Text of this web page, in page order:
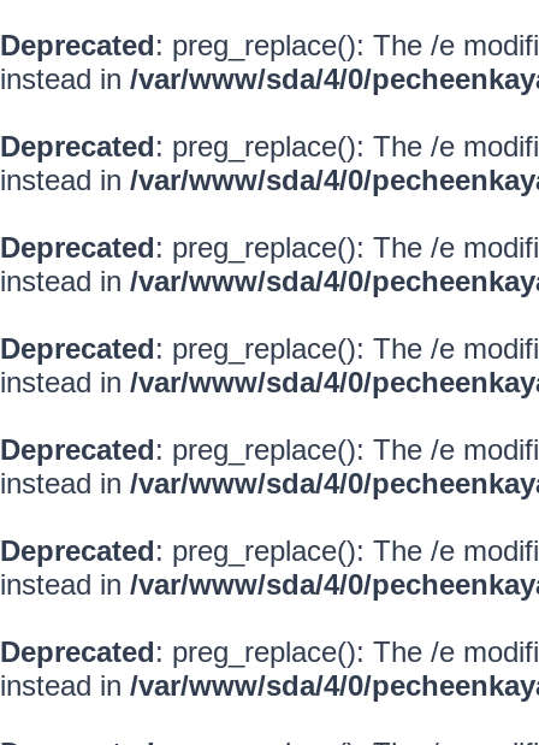
Deprecated: preg_replace(): The /e
instead in /var/www/sda/4/0/
Deprecated: preg_replace(): The /e
instead in /var/www/sda/4/0/
Deprecated: preg_replace(): The /e
instead in /var/www/sda/4/0/
Deprecated: preg_replace(): The /e
instead in /var/www/sda/4/0/
Deprecated: preg_replace(): The /e
instead in /var/www/sda/4/0/
Deprecated: preg_replace(): The /e
instead in /var/www/sda/4/0/
Deprecated: preg_replace(): The /e
instead in /var/www/sda/4/0/